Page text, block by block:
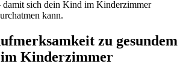
damit sich dein Kind im Kinderzimmer
kann.
zu gesundem
Kinderzimmer